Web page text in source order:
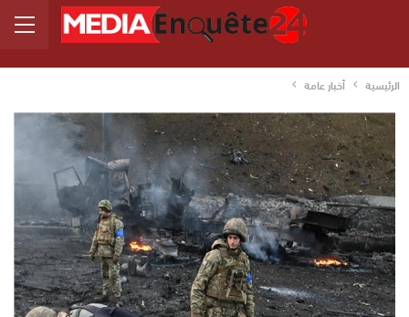
الرئيسية أخبار عامة